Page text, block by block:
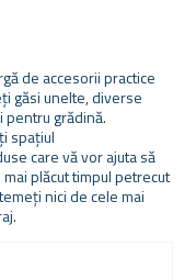
de accesorii practice
găsi unelte, diverse
pentru grădină.
spațiul
care vă vor ajuta să
plăcut timpul petrecut
nici de cele mai